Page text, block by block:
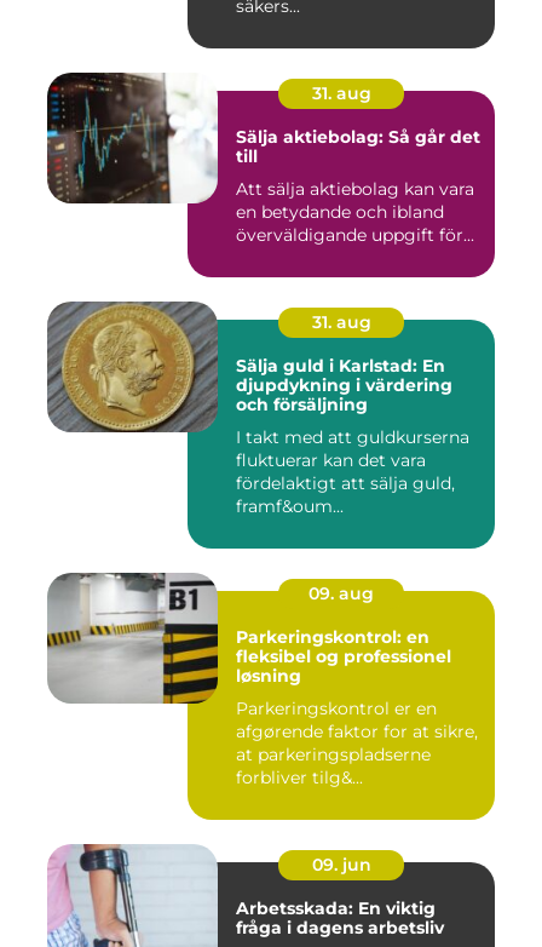
säkers...
31. aug
Sälja aktiebolag: Så går det
till
Att sälja aktiebolag kan vara
en betydande och ibland
överväldigande uppgift för...
31. aug
Sälja guld i Karlstad: En
djupdykning i värdering
och försäljning
I takt med att guldkurserna
fluktuerar kan det vara
fördelaktigt att sälja guld,
framf&oum...
09. aug
Parkeringskontrol: en
fleksibel og professionel
løsning
Parkeringskontrol er en
afgørende faktor for at sikre,
at parkeringspladserne
forbliver tilg&...
09. jun
Arbetsskada: En viktig
fråga i dagens arbetsliv